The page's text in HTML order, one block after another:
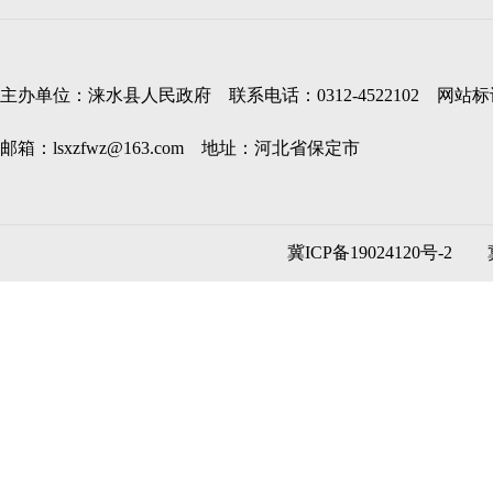
主办单位：涞水县人民政府 联系电话：0312-4522102 网站标
邮箱：lsxzfwz@163.com 地址：河北省保定市
冀ICP备19024120号-2